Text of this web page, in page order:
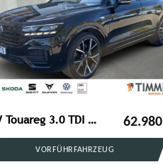
VW Touareg 3.0 TDI V6 4M R-LINE BLACK +AHK+DYNAUDIO 62.980
VORFÜHRFAHRZEUG